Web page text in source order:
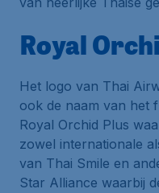
Royal
Het logo van Thai
ook de naam van het
Royal Orchid Plus
zowel internationale
van Thai Smile en
Star Alliance waarbij